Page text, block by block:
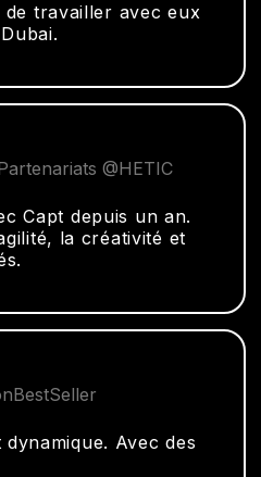
de travailler avec eux
@HETIC
Capt depuis un an.
la créativité et
Avec des